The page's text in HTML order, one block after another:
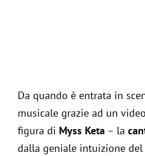
Da quando è entrata in
musicale grazie ad un
figura di Myss Keta – la
dalla geniale intuizione